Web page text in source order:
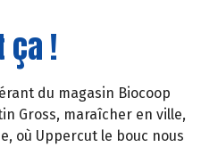
ça !
du magasin Biocoop
Gross, maraîcher en ville,
où Uppercut le bouc nous